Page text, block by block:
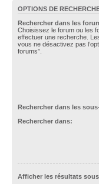
OPTIONS DE
Rechercher dans les
Choisissez le forum ou les
effectuer une recherche.
vous ne désactivez pas
forums”.
Rechercher dans les
Rechercher dans:
Afficher les résultats